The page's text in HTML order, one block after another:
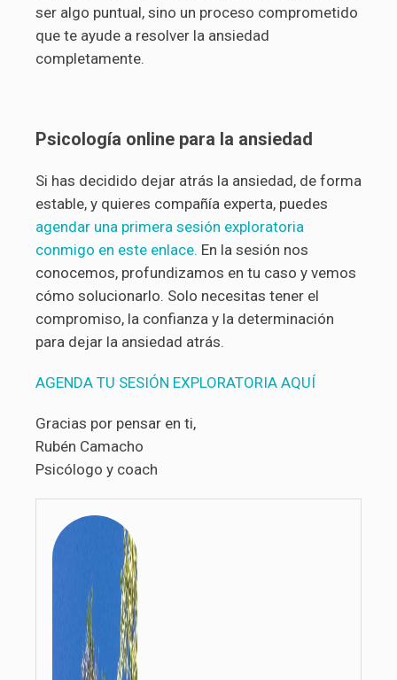
ser algo puntual, sino un proceso comprometido
que te ayude a resolver la ansiedad
completamente.
Psicología online para la ansiedad
Si has decidido dejar atrás la ansiedad, de forma
estable, y quieres compañía experta, puedes
agendar una primera sesión exploratoria
conmigo en este enlace. En la sesión nos
conocemos, profundizamos en tu caso y vemos
cómo solucionarlo. Solo necesitas tener el
compromiso, la confianza y la determinación
para dejar la ansiedad atrás.
AGENDA TU SESIÓN EXPLORATORIA AQUÍ
Gracias por pensar en ti,
Rubén Camacho
Psicólogo y coach